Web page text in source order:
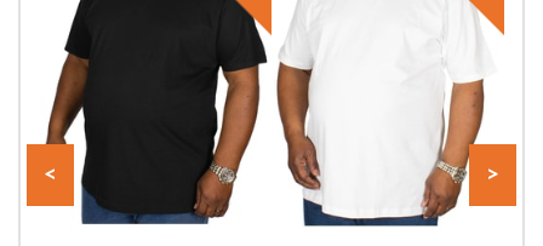
< >